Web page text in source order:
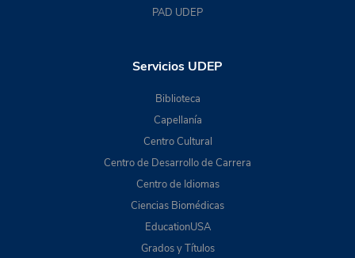
PAD UDEP
Servicios UDEP
Biblioteca
Capellanía
Centro Cultural
Centro de Desarrollo de Carrera
Centro de Idiomas
Ciencias Biomédicas
EducationUSA
Grados y Títulos